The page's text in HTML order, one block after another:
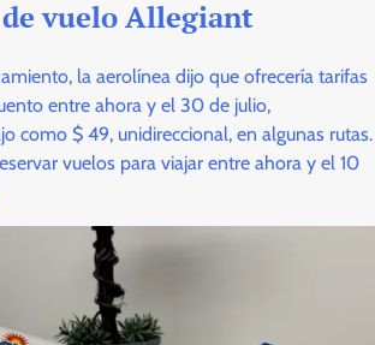
vuelo Allegiant
la aerolínea dijo que ofrecería tarifas
entre ahora y el 30 de julio,
como $ 49, unidireccional, en algunas rutas.
vuelos para viajar entre ahora y el 10